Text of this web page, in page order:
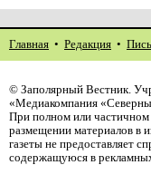
Главная • Редакция •
© Заполярный Вестник.
«Медиакомпания
При полном или частичном
размещении материалов в
газеты не предоставляет
содержащуюся в